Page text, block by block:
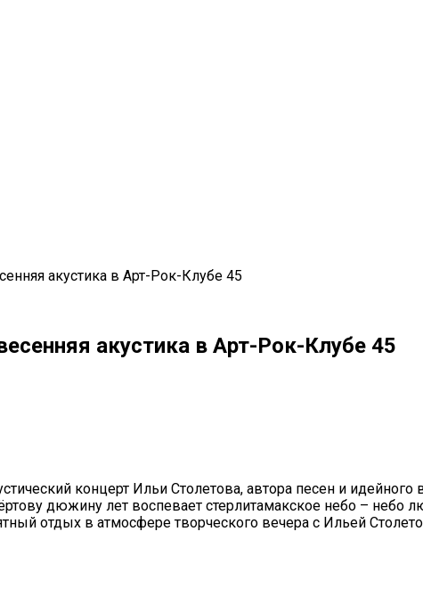
акустика в Арт-Рок-Клубе 45
акустика в Арт-Рок-Клубе 45
концерт Ильи Столетова, автора песен и
дюжину лет воспевает стерлитамакское небо – небо
отдых в атмосфере творческого вечера с Ильей